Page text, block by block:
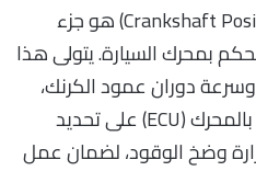
حساس الكرنك (Crankshaft Position Sensor) هو جزء
بمحرك السيارة. يتولى هذا
دوران عمود الكرنك،
مما يساعد الكمبيوتر الخاص بالمحرك (ECU) على تحديد
وضخ الوقود، لضمان عمل